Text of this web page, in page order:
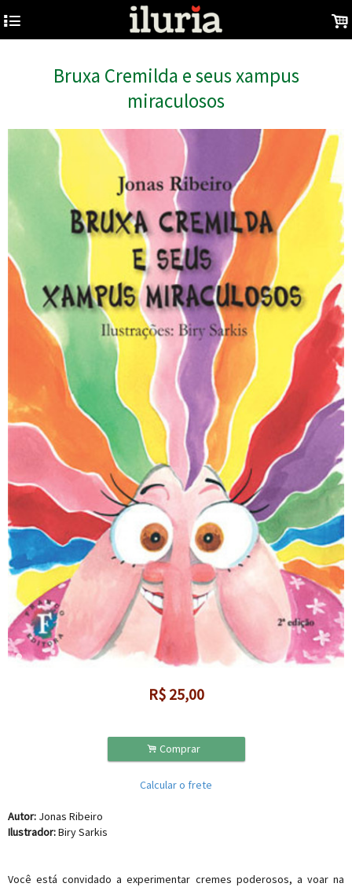
4 .
Bruxa Cremilda e seus xampus
miraculosos
R$ 25,00
. Comprar
Calcular o frete
Autor: Jonas Ribeiro
Ilustrador:Biry Sarkis
Você está convidado a experimentar cremes poderosos, a voar na